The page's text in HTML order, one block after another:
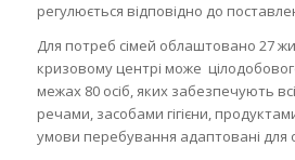
регулюється відповідно до
Для потреб сімей облаштовано 27
кризовому центрі може
межах 80 осіб, яких забезпечують
речами, засобами гігієни,
умови перебування адаптовані для